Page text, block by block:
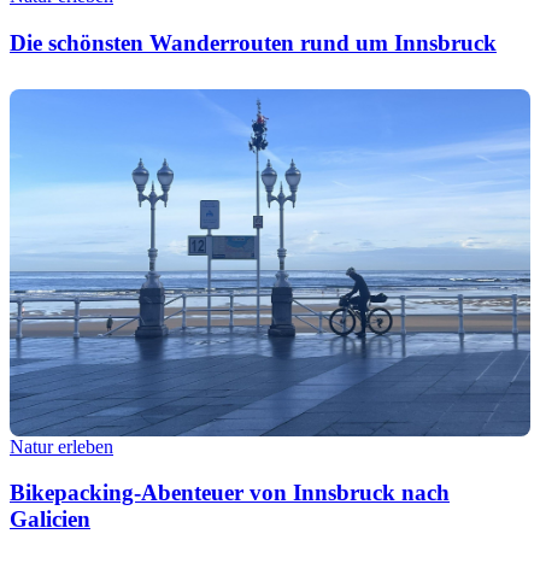
Die schönsten Wanderrouten rund um Innsbruck
Natur erleben
Bikepacking-Abenteuer von Innsbruck nach
Galicien